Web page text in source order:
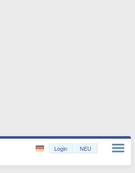
Login NEU